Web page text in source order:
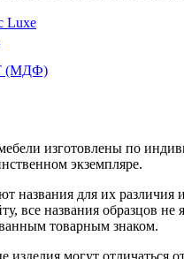
Luxe
(МДФ)
изготовлены по
экземпляре.
названия для их различия
все названия образцов не
товарным знаком.
изделия могут отличаться